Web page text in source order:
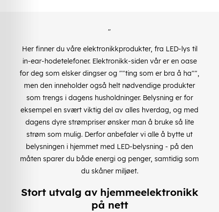
"
Her finner du våre elektronikkprodukter, fra LED-lys til
in-ear-hodetelefoner. Elektronikk-siden vår er en oase
for deg som elsker dingser og ""ting som er bra å ha"",
men den inneholder også helt nødvendige produkter
som trengs i dagens husholdninger. Belysning er for
eksempel en svært viktig del av alles hverdag, og med
dagens dyre strømpriser ønsker man å bruke så lite
strøm som mulig. Derfor anbefaler vi alle å bytte ut
belysningen i hjemmet med LED-belysning - på den
måten sparer du både energi og penger, samtidig som
du skåner miljøet.
Stort utvalg av hjemmeelektronikk
på nett